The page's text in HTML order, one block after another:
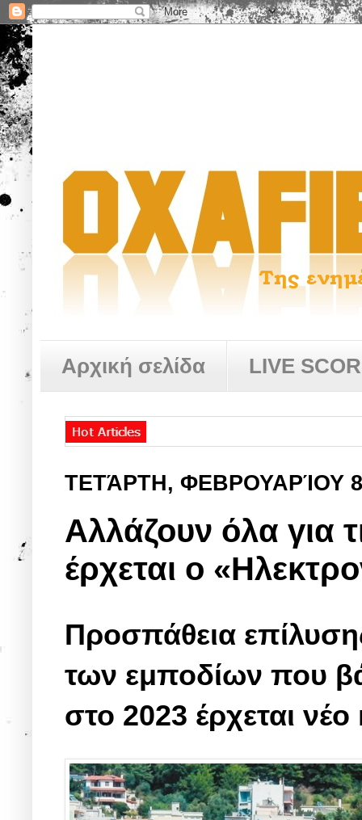
Αρχική σελίδα LIVE
ΤΕΤΆΡΤΗ, ΦΕΒΡΟΥΑΡΊΟΥ 8
Αλλάζουν όλα για
έρχεται ο
Προσπάθεια
των εμποδίων που
στο 2023 έρχεται